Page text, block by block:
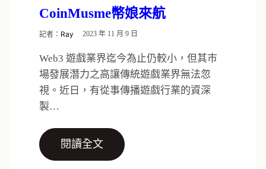
CoinMusme幣娘來航
記者： Ray 2023 年 11 月 9 日
Web3 遊戲業界迄今為止仍較小，但其巿
場發展潛力之高讓傳統遊戲業界無法忽
視。近日，有從事傳播遊戲行業的資深
製…
閱讀全文